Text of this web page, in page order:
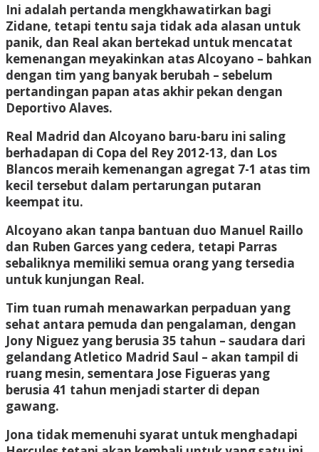
Ini adalah pertanda mengkhawatirkan bagi
Zidane, tetapi tentu saja tidak ada alasan untuk
panik, dan Real akan bertekad untuk mencatat
kemenangan meyakinkan atas Alcoyano – bahkan
dengan tim yang banyak berubah – sebelum
pertandingan papan atas akhir pekan dengan
Deportivo Alaves.
Real Madrid dan Alcoyano baru-baru ini saling
berhadapan di Copa del Rey 2012-13, dan Los
Blancos meraih kemenangan agregat 7-1 atas tim
kecil tersebut dalam pertarungan putaran
keempat itu.
Alcoyano akan tanpa bantuan duo Manuel Raillo
dan Ruben Garces yang cedera, tetapi Parras
sebaliknya memiliki semua orang yang tersedia
untuk kunjungan Real.
Tim tuan rumah menawarkan perpaduan yang
sehat antara pemuda dan pengalaman, dengan
Jony Niguez yang berusia 35 tahun – saudara dari
gelandang Atletico Madrid Saul – akan tampil di
ruang mesin, sementara Jose Figueras yang
berusia 41 tahun menjadi starter di depan
gawang.
Jona tidak memenuhi syarat untuk menghadapi